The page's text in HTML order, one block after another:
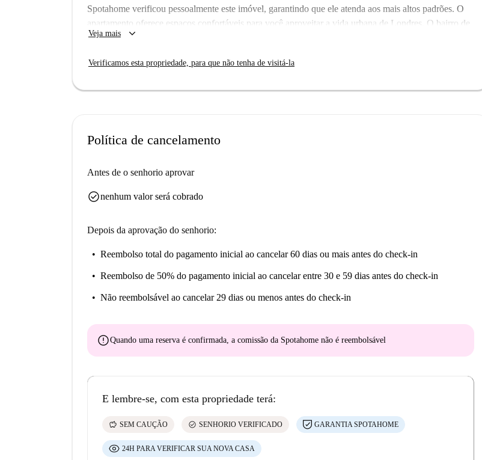
Spotahome verificou pessoalmente este imóvel, garantindo que ele atenda aos mais altos padrões. O
apartamento oferece espaços confortáveis para você aproveitar a vida urbana de Londres. O bairro de
Tower é rico em história e atrações. Os pontos de interesse nas proximidades incluem a Saw: Escape
muito mais. Descubra opções gastronômicas e pontos turísticos culturais a uma curta distância.
Veja mais keyboard_arrow_down
Verificamos esta propriedade, para que não tenha de visitá-la
Política de cancelamento
Antes de o senhorio aprovar
check_circlenenhum valor será cobrado
Depois da aprovação do senhorio:
Reembolso total do pagamento inicial ao cancelar 60 dias ou mais antes do check-in
Reembolso de 50% do pagamento inicial ao cancelar entre 30 e 59 dias antes do check-in
Não reembolsável ao cancelar 29 dias ou menos antes do check-in
errorQuando uma reserva é confirmada, a comissão da Spotahome não é reembolsável
E lembre-se, com esta propriedade terá:
savings SEM CAUÇÃO check_circle SENHORIO VERIFICADO GARANTIA SPOTAHOME
24H PARA VERIFICAR SUA NOVA CASA